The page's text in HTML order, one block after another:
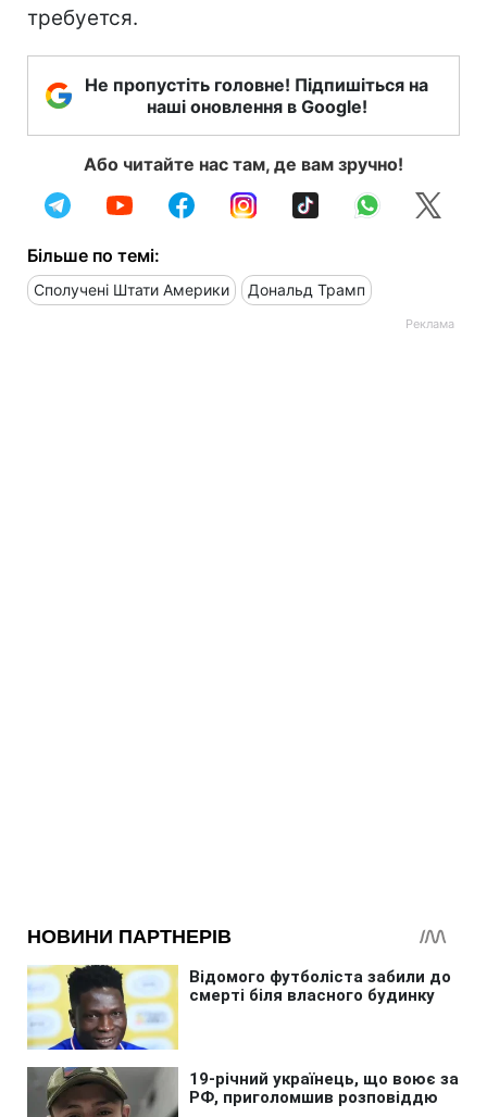
требуется.
Не пропустіть головне! Підпишіться на
наші оновлення в Google!
Або читайте нас там, де вам зручно!
Більше по темі:
Сполучені Штати Америки Дональд Трамп